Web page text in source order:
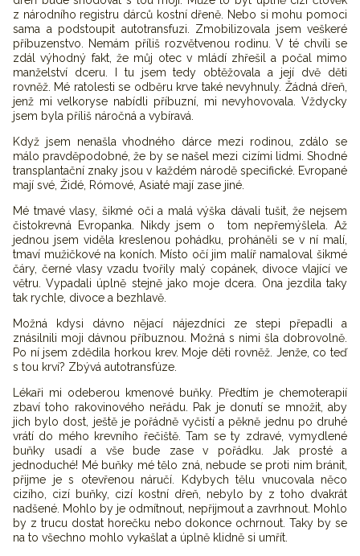
z národního registru dárců kostní dřeně. Nebo si mohu pomoci
sama a podstoupit autotransfuzi. Zmobilizovala jsem veškeré
příbuzenstvo. Nemám příliš rozvětvenou rodinu. V té chvíli se
zdál výhodný fakt, že můj otec v mládí zhřešil a počal mimo
manželství dceru. I tu jsem tedy obtěžovala a její dvě děti
rovněž. Mé ratolesti se odběru krve také nevyhnuly. Žádná dřeň,
jenž mi velkoryse nabídli příbuzní, mi nevyhovovala. Vždycky
jsem byla příliš náročná a vybíravá.
Když jsem nenašla vhodného dárce mezi rodinou, zdálo se
málo pravděpodobné, že by se našel mezi cizími lidmi. Shodné
transplantační znaky jsou v každém národě specifické. Evropané
mají své, Židé, Rómové, Asiaté mají zase jiné.
Mé tmavé vlasy, šikmé oči a malá výška dávali tušit, že nejsem
čistokrevná Evropanka. Nikdy jsem o tom nepřemýšlela. Až
jednou jsem viděla kreslenou pohádku, proháněli se v ní malí,
tmaví mužičkové na koních. Místo očí jim malíř namaloval šikmé
čáry, černé vlasy vzadu tvořily malý copánek, divoce vlající ve
větru. Vypadali úplně stejně jako moje dcera. Ona jezdila taky
tak rychle, divoce a bezhlavě.
Možná kdysi dávno nějací nájezdníci ze stepi přepadli a
znásilnili moji dávnou příbuznou. Možná s nimi šla dobrovolně.
Po ní jsem zdědila horkou krev. Moje děti rovněž. Jenže, co teď
s tou krví? Zbývá autotransfúze.
Lékaři mi odeberou kmenové buňky. Předtím je chemoterapií
zbaví toho rakovinového neřádu. Pak je donutí se množit, aby
jich bylo dost, ještě je pořádně vyčistí a pěkně jednu po druhé
vrátí do mého krevního řečiště. Tam se ty zdravé, vymydlené
buňky usadí a vše bude zase v pořádku. Jak prosté a
jednoduché! Mé buňky mé tělo zná, nebude se proti nim bránit,
přijme je s otevřenou náručí. Kdybych tělu vnucovala něco
cizího, cizí buňky, cizí kostní dřeň, nebylo by z toho dvakrát
nadšené. Mohlo by je odmítnout, nepřijmout a zavrhnout. Mohlo
by z trucu dostat horečku nebo dokonce ochrnout. Taky by se
na to všechno mohlo vykašlat a úplně klidně si umřít.